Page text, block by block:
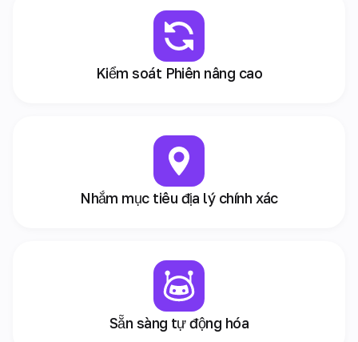
Kiểm soát Phiên nâng cao
Nhắm mục tiêu địa lý chính xác
Sẵn sàng tự động hóa